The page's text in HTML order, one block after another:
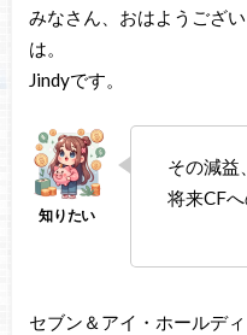
みなさん、おはようござ
は。
Jindyです。
その減益
将来CFへ
セブン＆アイ・ホールデ